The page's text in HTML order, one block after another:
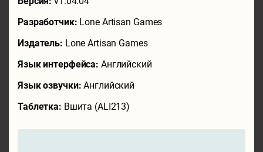
Разработчик: Lone Artisan Games
Издатель: Lone Artisan Games
Язык интерфейса: Английский
Язык озвучки:Английский
Таблетка: Вшита (ALI213)